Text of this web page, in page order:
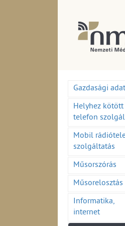
Gazdasági
Helyhez kötött
telefon
Mobil
szolgáltatás
Műsorszórás
Műsorelosztás
Informatika,
internet